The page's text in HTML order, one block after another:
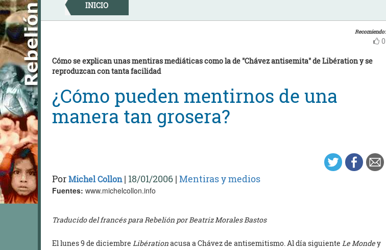
Skip
to
content
INICIO
Recomiendo:
0
Cómo se explican unas mentiras mediáticas como la de "Chávez antisemita" de Libération y se
reproduzcan con tanta facilidad
¿Cómo pueden mentirnos de una
manera tan grosera?
PorMichel Collon| 18/01/2006 | Mentiras y medios
Fuentes: www.michelcollon.info
Traducido del francés para Rebelión por Beatriz Morales Bastos
El lunes 9 de diciembre Libérationacusa a Chávez de antisemitismo. Al día siguiente Le Mondey